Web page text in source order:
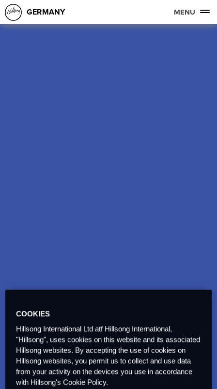
GERMANY MENU
COOKIES
Hillsong International Ltd atf Hillsong International,
"Hillsong", uses cookies on this website and its associated
Hillsong websites. By accepting the use of cookies on
Hillsong websites, you permit us to collect and use data
from your activity on the devices you use in accordance
with Hillsong's Cookie Policy.